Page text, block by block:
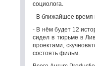
социолога.
- В ближайшее время
- В нём будет 12
сидел в тюрьме в
проектами,
состоять фильм.